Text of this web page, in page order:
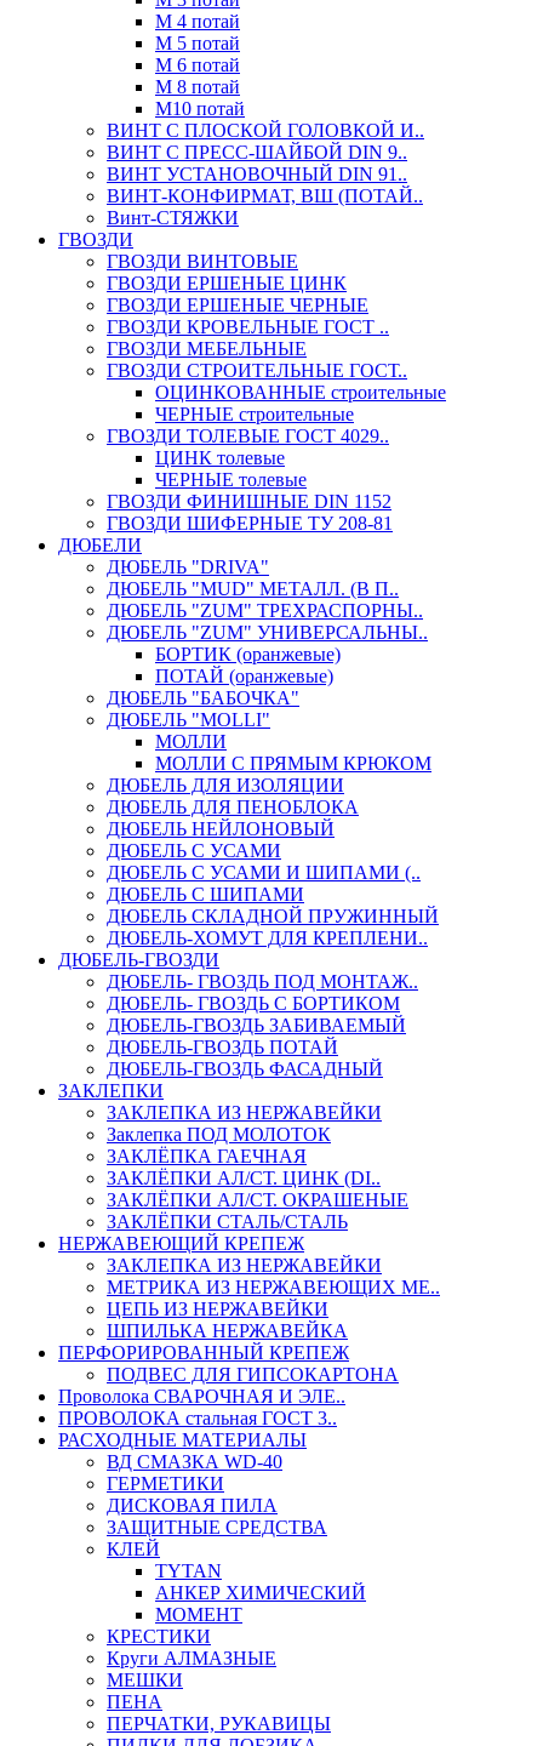
М 4 потай
М 5 потай
М 6 потай
М 8 потай
М10 потай
ВИНТ С ПЛОСКОЙ ГОЛОВКОЙ И..
ВИНТ С ПРЕСС-ШАЙБОЙ DIN 9..
ВИНТ УСТАНОВОЧНЫЙ DIN 91..
ВИНТ-КОНФИРМАТ, ВШ (ПОТАЙ..
Винт-СТЯЖКИ
ГВОЗДИ
ГВОЗДИ ВИНТОВЫЕ
ГВОЗДИ ЕРШЕНЫЕ ЦИНК
ГВОЗДИ ЕРШЕНЫЕ ЧЕРНЫЕ
ГВОЗДИ КРОВЕЛЬНЫЕ ГОСТ ..
ГВОЗДИ МЕБЕЛЬНЫЕ
ГВОЗДИ СТРОИТЕЛЬНЫЕ ГОСТ..
ОЦИНКОВАННЫЕ строительные
ЧЕРНЫЕ строительные
ГВОЗДИ ТОЛЕВЫЕ ГОСТ 4029..
ЦИНК толевые
ЧЕРНЫЕ толевые
ГВОЗДИ ФИНИШНЫЕ DIN 1152
ГВОЗДИ ШИФЕРНЫЕ ТУ 208-81
ДЮБЕЛИ
ДЮБЕЛЬ "DRIVA"
ДЮБЕЛЬ "MUD" МЕТАЛЛ. (В П..
ДЮБЕЛЬ "ZUM" ТРЕХРАСПОРНЫ..
ДЮБЕЛЬ "ZUM" УНИВЕРСАЛЬНЫ..
БОРТИК (оранжевые)
ПОТАЙ (оранжевые)
ДЮБЕЛЬ "БАБОЧКА"
ДЮБЕЛЬ "МOLLI"
МОЛЛИ
МОЛЛИ С ПРЯМЫМ КРЮКОМ
ДЮБЕЛЬ ДЛЯ ИЗОЛЯЦИИ
ДЮБЕЛЬ ДЛЯ ПЕНОБЛОКА
ДЮБЕЛЬ НЕЙЛОНОВЫЙ
ДЮБЕЛЬ С УСАМИ
ДЮБЕЛЬ С УСАМИ И ШИПАМИ (..
ДЮБЕЛЬ С ШИПАМИ
ДЮБЕЛЬ СКЛАДНОЙ ПРУЖИННЫЙ
ДЮБЕЛЬ-ХОМУТ ДЛЯ КРЕПЛЕНИ..
ДЮБЕЛЬ-ГВОЗДИ
ДЮБЕЛЬ- ГВОЗДЬ ПОД МОНТАЖ..
ДЮБЕЛЬ- ГВОЗДЬ С БОРТИКОМ
ДЮБЕЛЬ-ГВОЗДЬ ЗАБИВАЕМЫЙ
ДЮБЕЛЬ-ГВОЗДЬ ПОТАЙ
ДЮБЕЛЬ-ГВОЗДЬ ФАСАДНЫЙ
ЗАКЛЕПКИ
ЗАКЛЕПКА ИЗ НЕРЖАВЕЙКИ
Заклепка ПОД МОЛОТОК
ЗАКЛЁПКА ГАЕЧНАЯ
ЗАКЛЁПКИ АЛ/СТ. ЦИНК (DI..
ЗАКЛЁПКИ АЛ/СТ. ОКРАШЕНЫЕ
ЗАКЛЁПКИ СТАЛЬ/СТАЛЬ
НЕРЖАВЕЮЩИЙ КРЕПЕЖ
ЗАКЛЕПКА ИЗ НЕРЖАВЕЙКИ
МЕТРИКА ИЗ НЕРЖАВЕЮЩИХ МЕ..
ЦЕПЬ ИЗ НЕРЖАВЕЙКИ
ШПИЛЬКА НЕРЖАВЕЙКА
ПЕРФОРИРОВАННЫЙ КРЕПЕЖ
ПОДВЕС ДЛЯ ГИПСОКАРТОНА
Проволока СВАРОЧНАЯ И ЭЛЕ..
ПРОВОЛОКА стальная ГОСТ 3..
РАСХОДНЫЕ МАТЕРИАЛЫ
ВД СМАЗКА WD-40
ГЕРМЕТИКИ
ДИСКОВАЯ ПИЛА
ЗАЩИТНЫЕ СРЕДСТВА
КЛЕЙ
TYTAN
АНКЕР ХИМИЧЕСКИЙ
МОМЕНТ
КРЕСТИКИ
Круги АЛМАЗНЫЕ
МЕШКИ
ПЕНА
ПЕРЧАТКИ, РУКАВИЦЫ